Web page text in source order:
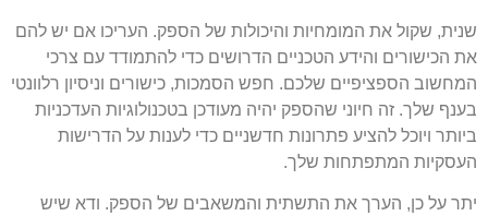
שנית, שקול את המומחיות והיכולות של הספק. העריכו אם יש להם
את הכישורים והידע הטכניים הדרושים כדי להתמודד עם צרכי
המחשוב הספציפיים שלכם. חפש הסמכות, כישורים וניסיון רלוונטי
בענף שלך. זה חיוני שהספק יהיה מעודכן בטכנולוגיות העדכניות
ביותר ויוכל להציע פתרונות חדשניים כדי לענות על הדרישות
העסקיות המתפתחות שלך.
יתר על כן, הערך את התשתית והמשאבים של הספק. ודא שיש